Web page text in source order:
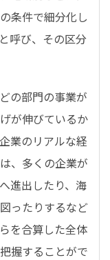
条件で細分化し
呼び、その区分
の部門の事業が
が伸びているか
業のリアルな経
、多くの企業が
進出したり、海
ったりするなど
を合算した全体
握することがで